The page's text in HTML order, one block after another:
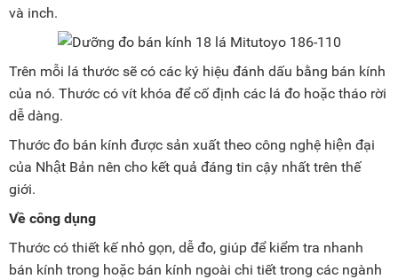
và inch.
Trên mỗi lá thước sẽ có các ký hiệu đánh dấu bằng bán kính
của nó. Thước có vít khóa để cố định các lá đo hoặc tháo rời
dễ dàng.
Thước đo bán kính được sản xuất theo công nghệ hiện đại
của Nhật Bản nên cho kết quả đáng tin cậy nhất trên thế
giới.
Về công dụng
Thước có thiết kế nhỏ gọn, dễ đo, giúp để kiểm tra nhanh
bán kính trong hoặc bán kính ngoài chi tiết trong các ngành